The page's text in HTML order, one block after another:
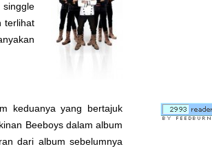
terlihat
keduanya yang bertajuk
Beeboys dalam album
dari album sebelumnya